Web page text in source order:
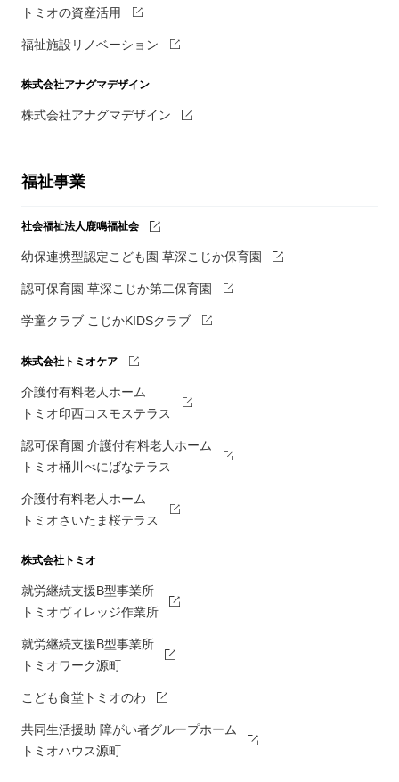
トミオの資産活用
福祉施設リノベーション
株式会社アナグマデザイン
株式会社アナグマデザイン
福祉事業
社会福祉法人鹿鳴福祉会
幼保連携型認定こども園 草深こじか保育園
認可保育園 草深こじか第二保育園
学童クラブ こじかKIDSクラブ
株式会社トミオケア
介護付有料老人ホーム
トミオ印西コスモステラス
認可保育園 介護付有料老人ホーム
トミオ桶川べにばなテラス
介護付有料老人ホーム
トミオさいたま桜テラス
株式会社トミオ
就労継続支援B型事業所
トミオヴィレッジ作業所
就労継続支援B型事業所
トミオワーク源町
こども食堂トミオのわ
共同生活援助 障がい者グループホーム
トミオハウス源町